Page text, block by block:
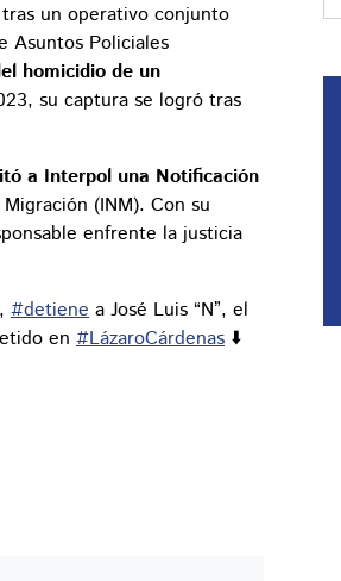
tras un operativo conjunto
Asuntos Policiales
homicidio de un
su captura se logró tras
a Interpol una Notificación
(INM). Con su
enfrente la justicia
, #detiene a José Luis “N”, el
en #LázaroCárdenas ⬇️